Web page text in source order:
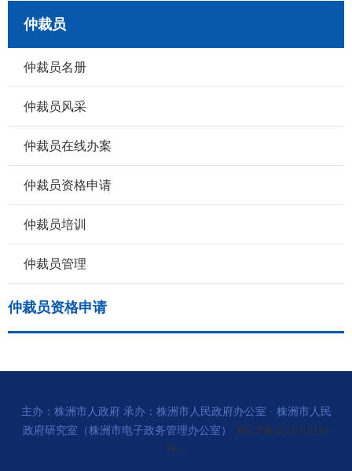
仲裁员
仲裁员名册
仲裁员风采
仲裁员在线办案
仲裁员资格申请
仲裁员培训
仲裁员管理
仲裁员资格申请
主办：株洲市人政府 承办：株洲市人民政府办公室 · 株洲市人民
政府研究室（株洲市电子政务管理办公室） 湘ICP备2021013194
号-1